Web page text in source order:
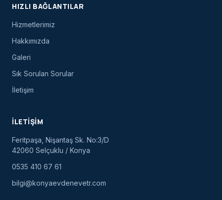
HIZLI BAĞLANTILAR
Hizmetlerimiz
Hakkımızda
Galeri
Sık Sorulan Sorular
İletişim
İLETIŞIM
Feritpaşa, Nişantaş Sk. No:3/D
42060 Selçuklu / Konya
0535 410 67 61
bilgi@konyaevdenevetr.com